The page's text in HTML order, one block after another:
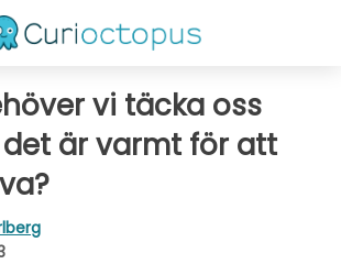
vi täcka oss
är varmt för att